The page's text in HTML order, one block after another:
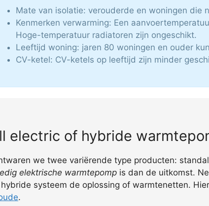
Mate van isolatie: verouderde en woningen die
Kenmerken verwarming: Een
Hoge-temperatuur radiatoren zijn ongeschikt.
Leeftijd woning: jaren 80 woningen en ouder
CV-ketel: CV-ketels op leeftijd zijn minder
electric of hybride
we twee variërende type producten:
elektrische warmtepomp is dan de uitkomst.
systeem de oplossing of warmtenetten.
.